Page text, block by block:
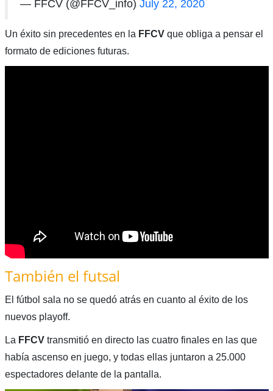
— FFCV (@FFCV_info) July 22, 2020
Un éxito sin precedentes en la FFCVque obliga a pensar el
formato de ediciones futuras.
También el futsal
El fútbol sala no se quedó atrás en cuanto al éxito de los
nuevos playoff.
La FFCVtransmitió en directo las cuatro finales en las que
había ascenso en juego, y todas ellas juntaron a 25.000
espectadores delante de la pantalla.